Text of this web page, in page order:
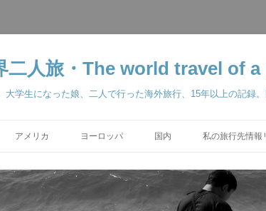
二人旅・The world travel of
学生になった娘、二人で行った海外旅行、15年以上の記録
アメリカ ヨーロッパ 国内 私の旅行先情報